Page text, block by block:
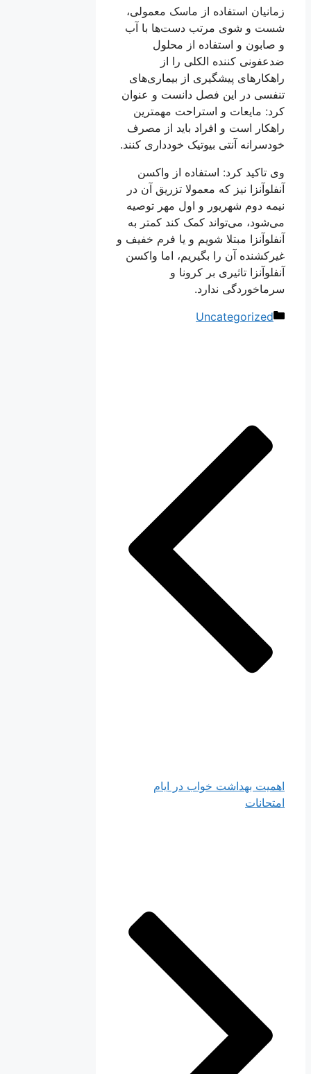
زمانیان استفاده از ماسک معمولی،
شست و شوی مرتب دست‌ها با آب
و صابون و استفاده از محلول
ضدعفونی کننده الکلی را از
راهکار‌های پیشگیری از بیماری‌های
تنفسی در این فصل دانست و عنوان
کرد: مایعات و استراحت مهمترین
راهکار است و افراد باید از مصرف
خودسرانه آنتی بیوتیک خودداری کنند.
وی تاکید کرد: استفاده از واکسن
آنفلوآنزا نیز که معمولا تزریق آن در
نیمه دوم شهریور و اول مهر توصیه
می‌شود، می‌تواند کمک کند کمتر به
آنفلوآنزا مبتلا شویم و یا فرم خفیف و
غیرکشنده آن را بگیریم، اما واکسن
آنفلوآنزا تاثیری بر کرونا و
سرماخوردگی ندارد.
دسته‌ها
Uncategorized
اهمیت بهداشت خواب در ایام
امتحانات